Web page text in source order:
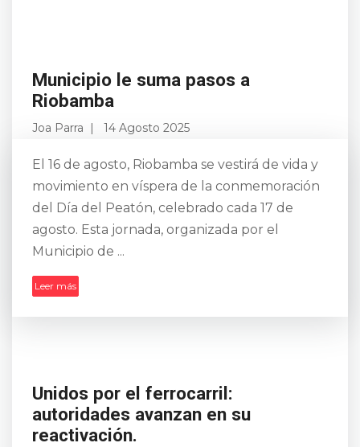
Municipio le suma pasos a
Riobamba
Joa Parra 14 Agosto 2025
El 16 de agosto, Riobamba se vestirá de vida y
movimiento en víspera de la conmemoración
del Día del Peatón, celebrado cada 17 de
agosto. Esta jornada, organizada por el
Municipio de ...
Leer más
Unidos por el ferrocarril:
autoridades avanzan en su
reactivación.